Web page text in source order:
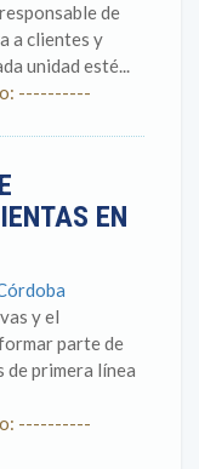
de
a clientes y
unidad esté...
----------
EN
y el
parte de
de primera línea
----------